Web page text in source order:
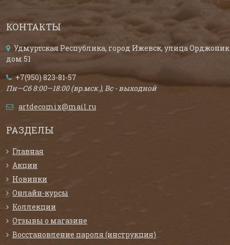
КОНТАКТЫ
Удмуртская Республика, город Ижевск, улица
дом 51
+7(950) 823-81-57
Пн—Сб 8:00—18:00 (вр.мск.), Вс - выходной
artdecomix@mail.ru
РАЗДЕЛЫ
Главная
Акции
Новинки
Онлайн-курсы
Коллекции
Отзывы о магазине
Восстановление пароля (инструкция)